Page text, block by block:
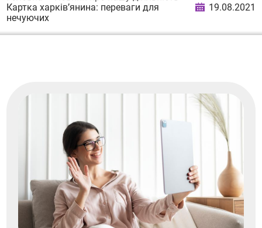
Картка харків’янина: переваги для
нечуючих
19.08.2021